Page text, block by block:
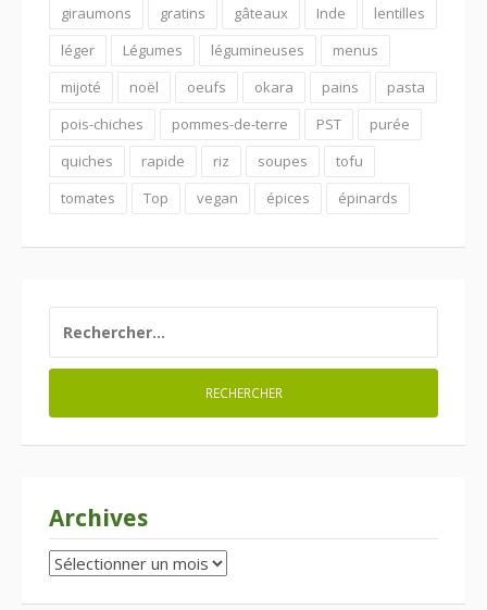
giraumons gratins gâteaux Inde
lentilles
léger
Légumes légumineuses
menus
mijoté
noël oeufs okara pains
pasta
pois-chiches
pommes-de-terre PST
purée
quiches
rapide riz soupes
tofu
tomates
Top vegan épices épinards
Archives
Archives